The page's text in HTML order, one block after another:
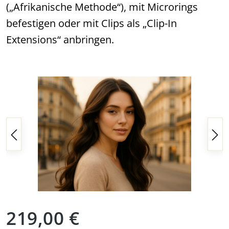
(„Afrikanische Methode“), mit Microrings
befestigen oder mit Clips als „Clip-In
Extensions“ anbringen.
Bildergalerie überspringen
219,00 €